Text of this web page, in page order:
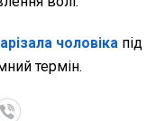
чоловіка під
термін.